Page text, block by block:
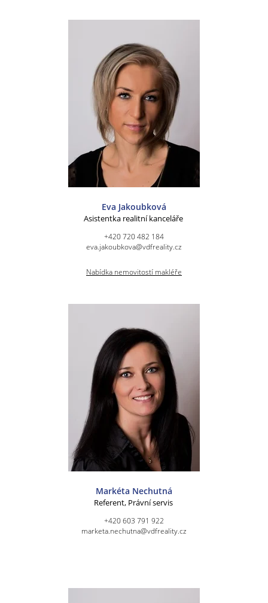
Eva Jakoubková
Asistentka realitní kanceláře
+420 720 482 184
eva.jakoubkova@vdfreality.cz
Nabídka nemovitostí makléře
Markéta Nechutná
Referent, Právní servis
+420 603 791 922
marketa.nechutna@vdfreality.cz